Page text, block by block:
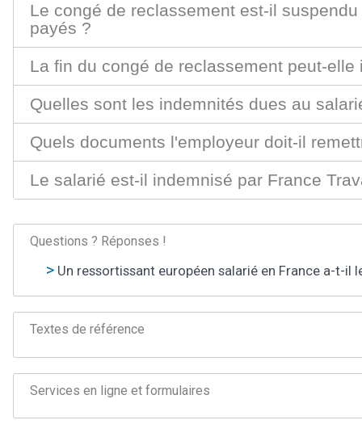
Le congé de reclassement est-il
payés ?
La fin du congé de reclassement peut-
Quelles sont les indemnités dues au
Quels documents l'employeur doit-il
Le salarié est-il indemnisé par France
Questions ? Réponses !
Un ressortissant européen salarié en France a-t-il
Textes de référence
Services en ligne et formulaires